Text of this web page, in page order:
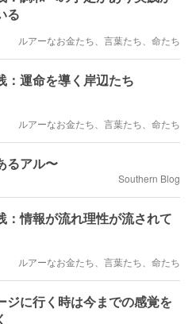
る
ルアーなお金たち、言葉たち、命たち
：運命を導く岸辺たち
ルアーなお金たち、言葉たち、命たち
るアル〜
Southern Blog
：情報が流れ理性が流されて
ルアーなお金たち、言葉たち、命たち
ジに行く時は今までの感覚を